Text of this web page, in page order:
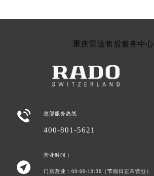
重庆雷达售后服务中心
 总部服务热线
400-801-5621

营业时间：
门店营业：09:00-19:30（节假日正常营业）